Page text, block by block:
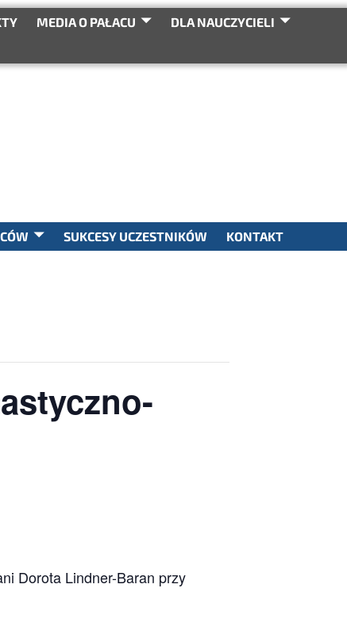
MEDIA O PAŁACU
DLA NAUCZYCIELI
SEARCH
SUKCESY UCZESTNIKÓW KONTAKT
Dorota Lindner-Baran przy